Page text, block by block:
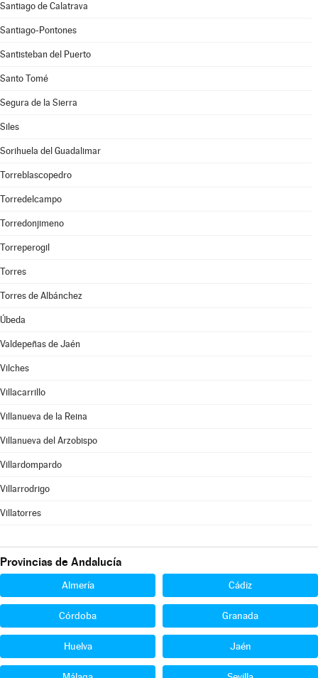
Santiago de Calatrava
Santiago-Pontones
Santisteban del Puerto
Santo Tomé
Segura de la Sierra
Siles
Sorihuela del Guadalimar
Torreblascopedro
Torredelcampo
Torredonjimeno
Torreperogil
Torres
Torres de Albánchez
Úbeda
Valdepeñas de Jaén
Vilches
Villacarrillo
Villanueva de la Reina
Villanueva del Arzobispo
Villardompardo
Villarrodrigo
Villatorres
Provincias de Andalucía
Almería Cádiz
Córdoba Granada
Huelva Jaén